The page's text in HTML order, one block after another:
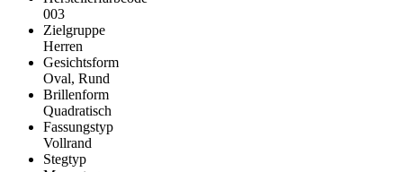
003
Zielgruppe
Herren
Gesichtsform
Oval, Rund
Brillenform
Quadratisch
Fassungstyp
Vollrand
Stegtyp